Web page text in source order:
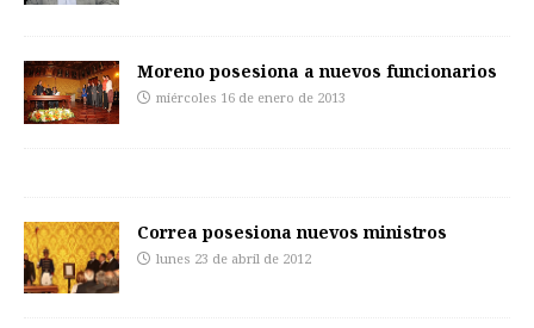
Moreno posesiona a nuevos funcionarios
miércoles 16 de enero de 2013
Correa posesiona nuevos ministros
lunes 23 de abril de 2012